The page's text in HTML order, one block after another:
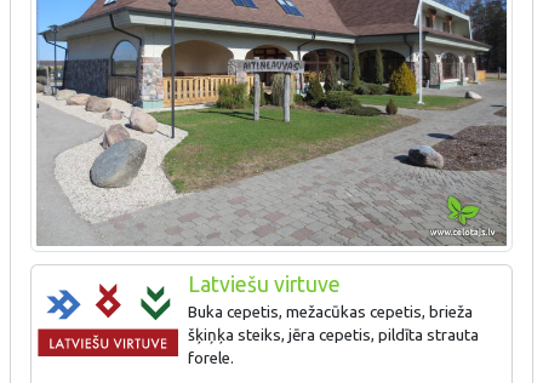
Latviešu virtuve
Buka cepetis, mežacūkas cepetis, brieža
šķiņķa steiks, jēra cepetis, pildīta strauta
forele.